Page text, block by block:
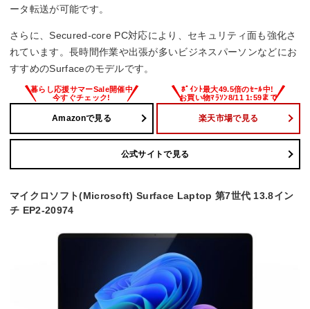
ータ転送が可能です。
さらに、Secured-core PC対応により、セキュリティ面も強化さ
れています。長時間作業や出張が多いビジネスパーソンなどにお
すすめのSurfaceのモデルです。
Amazonで見る 楽天市場で見る
公式サイトで見る
マイクロソフト(Microsoft) Surface Laptop 第7世代 13.8イン
チ EP2-20974